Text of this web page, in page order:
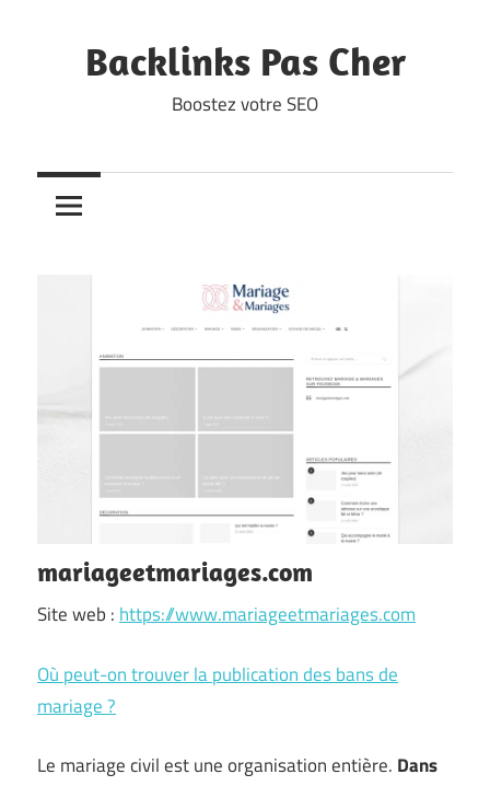
contentBacklinks Pas Cher
Boostez votre SEO
mariageetmariages.com
Site web : https://www.mariageetmariages.com
Où peut-on trouver la publication des bans de
mariage ?
Le mariage civil est une organisation entière. Dans